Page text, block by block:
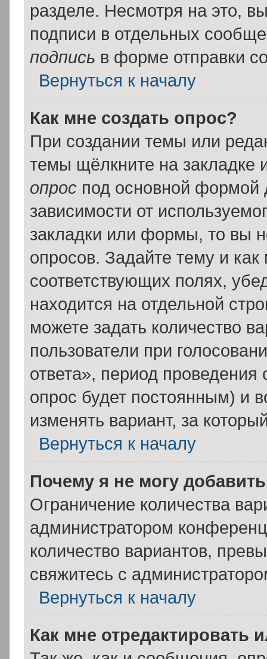
разделе. Несмотря на это,
подписи в отдельных
подпись в форме отправки
Вернуться к началу
Как мне создать опрос?
При создании темы или
темы щёлкните на
опрос под основной формой
зависимости от
закладки или формы, то вы
опросов. Задайте тему и
соответствующих полях,
находится на отдельной
можете задать количество
пользователи при
ответа», период проведения
опрос будет постоянным) и
изменять вариант, за
Вернуться к началу
Почему я не могу
Ограничение количества
администратором
количество вариантов,
свяжитесь с
Вернуться к началу
Как мне отредактировать